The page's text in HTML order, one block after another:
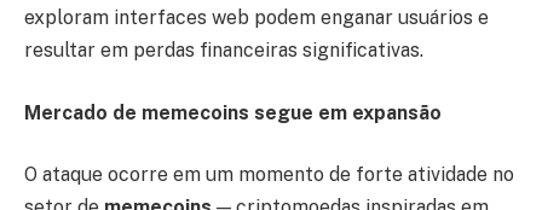
exploram interfaces web podem enganar usuários e
resultar em perdas financeiras significativas.
Mercado de memecoins segue em expansão
O ataque ocorre em um momento de forte atividade no